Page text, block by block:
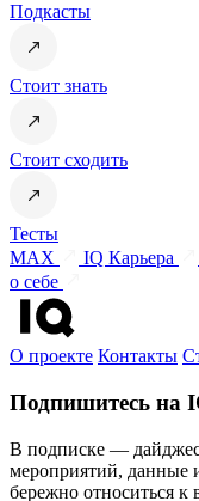
Подкасты
Стоит знать
Стоит сходить
Тесты
MAX
IQ Карьера
о себе
О проекте Контакты
Подпишитесь на
В подписке —
мероприятий, данные
бережно относиться